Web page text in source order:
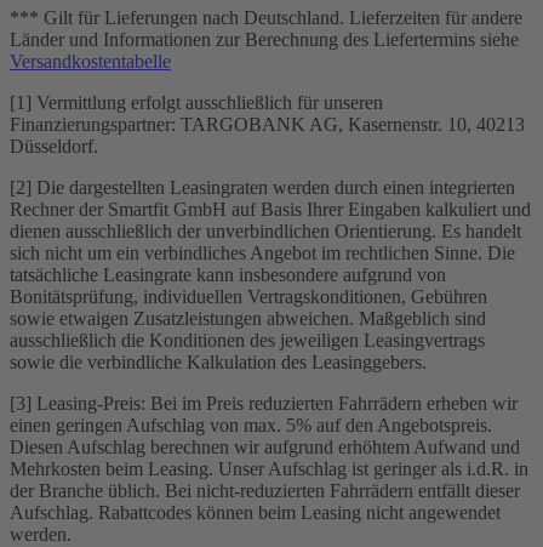
*** Gilt für Lieferungen nach Deutschland. Lieferzeiten für andere
Länder und Informationen zur Berechnung des Liefertermins siehe
Versandkostentabelle
[1] Vermittlung erfolgt ausschließlich für unseren
Finanzierungspartner: TARGOBANK AG, Kasernenstr. 10, 40213
Düsseldorf.
[2] Die dargestellten Leasingraten werden durch einen integrierten
Rechner der Smartfit GmbH auf Basis Ihrer Eingaben kalkuliert und
dienen ausschließlich der unverbindlichen Orientierung. Es handelt
sich nicht um ein verbindliches Angebot im rechtlichen Sinne. Die
tatsächliche Leasingrate kann insbesondere aufgrund von
Bonitätsprüfung, individuellen Vertragskonditionen, Gebühren
sowie etwaigen Zusatzleistungen abweichen. Maßgeblich sind
ausschließlich die Konditionen des jeweiligen Leasingvertrags
sowie die verbindliche Kalkulation des Leasinggebers.
[3] Leasing-Preis: Bei im Preis reduzierten Fahrrädern erheben wir
einen geringen Aufschlag von max. 5% auf den Angebotspreis.
Diesen Aufschlag berechnen wir aufgrund erhöhtem Aufwand und
Mehrkosten beim Leasing. Unser Aufschlag ist geringer als i.d.R. in
der Branche üblich. Bei nicht-reduzierten Fahrrädern entfällt dieser
Aufschlag. Rabattcodes können beim Leasing nicht angewendet
werden.